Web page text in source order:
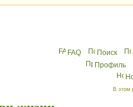
FAQ Поиск
Профиль
В этом